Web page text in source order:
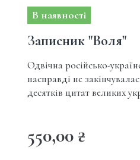
В наявності
Записник "Воля"
Одвічна російсько-
насправді не
десятків цитат великих
550,00 ₴